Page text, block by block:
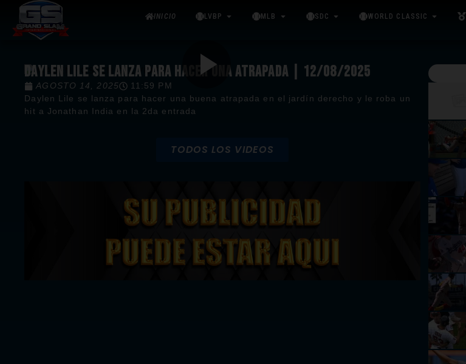
INICIO LVBP MLB SDC WORLD CLASSIC
DAYLEN LILE SE LANZA PARA HACER UNA ATRAPADA | 12/08/2025
AGOSTO 14, 2025
11:59 PM
Daylen Lile se lanza para hacer una buena atrapada en el jardín derecho y le roba un
hit a Jonathan India en la 2da entrada
TODOS LOS VIDEOS